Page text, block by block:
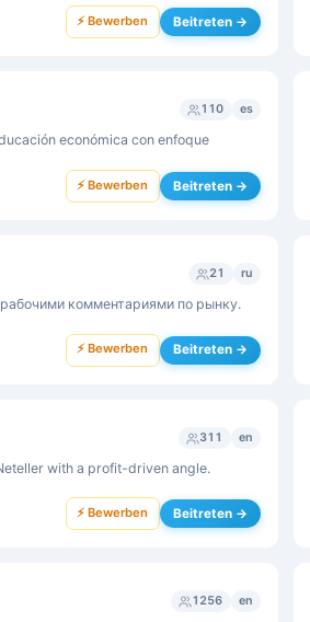
⚡ Bewerben Beitreten →
110 es
económica con enfoque
⚡ Bewerben Beitreten →
21 ru
комментариями по рынку.
⚡ Bewerben Beitreten →
311 en
with a profit-driven angle.
⚡ Bewerben Beitreten →
1256 en